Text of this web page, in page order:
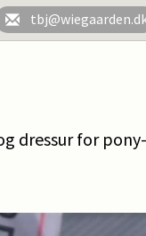
dressur for